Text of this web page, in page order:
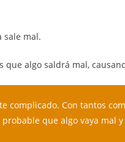
sale mal.
que algo saldrá mal,
complicado. Con tantos
que algo vaya mal